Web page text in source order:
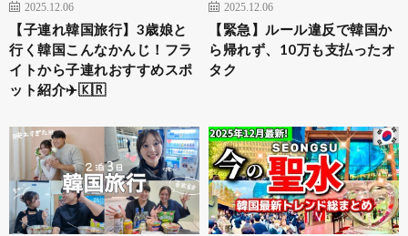
2025.12.06
【子連れ韓国旅行】3歳娘と
行く韓国こんなかんじ！フラ
イトから子連れおすすめスポ
ット紹介✈️🇰🇷
2025.12.06
【緊急】ルール違反で韓国か
ら帰れず、10万も支払ったオ
タク